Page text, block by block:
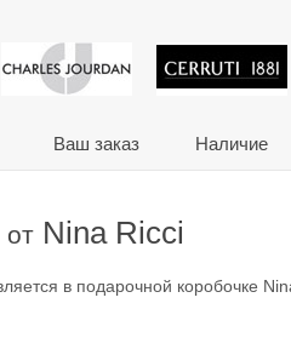
и
Ваш заказ Наличие
от Nina Ricci
в подарочной коробочке